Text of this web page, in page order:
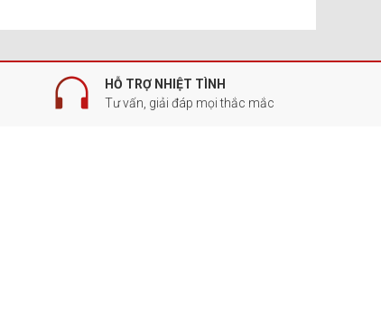
HỖ TRỢ NHIỆT TÌNH
Tư vấn, giải đáp mọi thắc mắc